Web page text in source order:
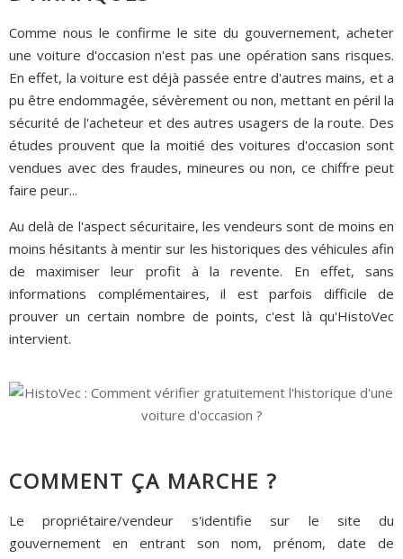
Comme nous le confirme le site du gouvernement, acheter
une voiture d'occasion n'est pas une opération sans risques.
En effet, la voiture est déjà passée entre d'autres mains, et a
pu être endommagée, sévèrement ou non, mettant en péril la
sécurité de l'acheteur et des autres usagers de la route. Des
études prouvent que la moitié des voitures d'occasion sont
vendues avec des fraudes, mineures ou non, ce chiffre peut
faire peur...
Au delà de l'aspect sécuritaire, les vendeurs sont de moins en
moins hésitants à mentir sur les historiques des véhicules afin
de maximiser leur profit à la revente. En effet, sans
informations complémentaires, il est parfois difficile de
prouver un certain nombre de points, c'est là qu'HistoVec
intervient.
COMMENT ÇA MARCHE ?
Le propriétaire/vendeur s'identifie sur le site du
gouvernement en entrant son nom, prénom, date de